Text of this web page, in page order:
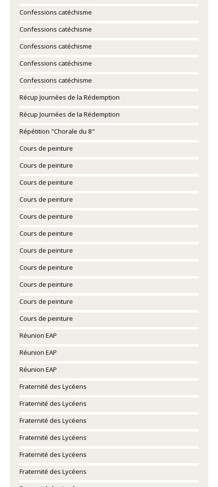
Confessions catéchisme
Confessions catéchisme
Confessions catéchisme
Confessions catéchisme
Confessions catéchisme
Récup Journées de la Rédemption
Récup Journées de la Rédemption
Répétition "Chorale du 8"
Cours de peinture
Cours de peinture
Cours de peinture
Cours de peinture
Cours de peinture
Cours de peinture
Cours de peinture
Cours de peinture
Cours de peinture
Cours de peinture
Cours de peinture
Réunion EAP
Réunion EAP
Réunion EAP
Fraternité des Lycéens
Fraternité des Lycéens
Fraternité des Lycéens
Fraternité des Lycéens
Fraternité des Lycéens
Fraternité des Lycéens